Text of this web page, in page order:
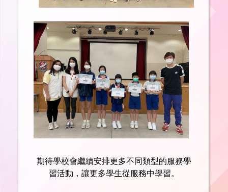
期待學校會繼續安排更多不同類型的服務學
習活動，讓更多學生從服務中學習。